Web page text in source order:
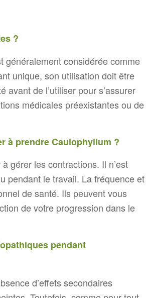
?
généralement considérée comme
unique, son utilisation doit être
de l’utiliser pour s’assurer
médicales préexistantes ou de
à prendre Caulophyllum ?
gérer les contractions. Il n’est
pendant le travail. La fréquence et
de santé. Ils peuvent vous
de votre progression dans le
pendant
d’effets secondaires